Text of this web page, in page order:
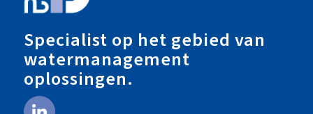
Specialist op het gebied van
watermanagement
oplossingen.